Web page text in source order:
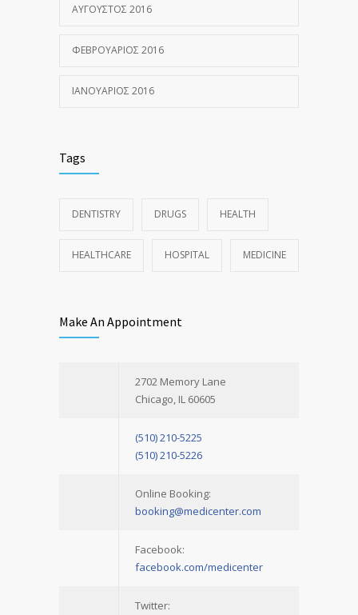
ΑΎΓΟΥΣΤΟΣ 2016
ΦΕΒΡΟΥΆΡΙΟΣ 2016
ΙΑΝΟΥΆΡΙΟΣ 2016
Tags
DENTISTRY DRUGS HEALTH
HEALTHCARE HOSPITAL MEDICINE
Make An Appointment
2702 Memory Lane
Chicago, IL 60605
(510) 210-5225
(510) 210-5226
Online Booking:
booking@medicenter.com
Facebook:
facebook.com/medicenter
Twitter: